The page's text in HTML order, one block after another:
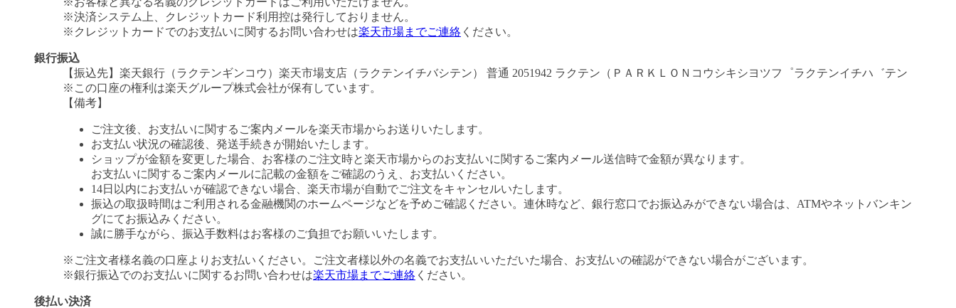
※決済システム上、クレジットカード利用控は発行しておりません。
※クレジットカードでのお支払いに関するお問い合わせは楽天市場までご連絡 ください。
銀行振込
【振込先】楽天銀行（ラクテンギンコウ）楽天市場支店（ラクテンイチバシテン） 普通 2051942 ラクテン（ＰＡＲＫＬＯＮコウシキシヨツフ゜ラクテンイチハ゛テン
※この口座の権利は楽天グループ株式会社が保有しています。
【備考】
ご注文後、お支払いに関するご案内メールを楽天市場からお送りいたします。
お支払い状況の確認後、発送手続きが開始いたします。
ショップが金額を変更した場合、お客様のご注文時と楽天市場からのお支払いに関するご案内メール送信時で金額が異なります。
お支払いに関するご案内メールに記載の金額をご確認のうえ、お支払いください。
14日以内にお支払いが確認できない場合、楽天市場が自動でご注文をキャンセルいたします。
振込の取扱時間はご利用される金融機関のホームページなどを予めご確認ください。連休時など、銀行窓口でお振込みができない場合は、ATMやネットバンキン
グにてお振込みください。
誠に勝手ながら、振込手数料はお客様のご負担でお願いいたします。
※ご注文者様名義の口座よりお支払いください。ご注文者様以外の名義でお支払いいただいた場合、お支払いの確認ができない場合がございます。
※銀行振込でのお支払いに関するお問い合わせは楽天市場までご連絡 ください。
後払い決済